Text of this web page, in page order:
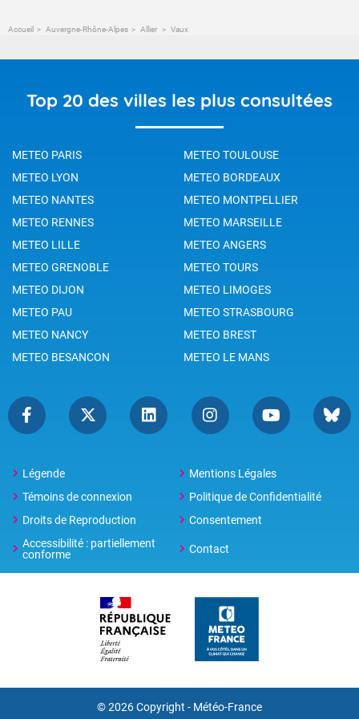
Accueil Auvergne-Rhône-Alpes Allier Vaux
Top 20 des villes les plus consultées
METEO PARIS
METEO TOULOUSE
METEO LYON
METEO BORDEAUX
METEO NANTES
METEO MONTPELLIER
METEO RENNES
METEO MARSEILLE
METEO LILLE
METEO ANGERS
METEO GRENOBLE
METEO TOURS
METEO DIJON
METEO LIMOGES
METEO PAU
METEO STRASBOURG
METEO NANCY
METEO BREST
METEO BESANCON
METEO LE MANS
Légende
Mentions Légales
Témoins de connexion
Politique de Confidentialité
Droits de Reproduction
Consentement
Accessibilité : partiellement
conforme
Contact
© 2026 Copyright - Météo-France